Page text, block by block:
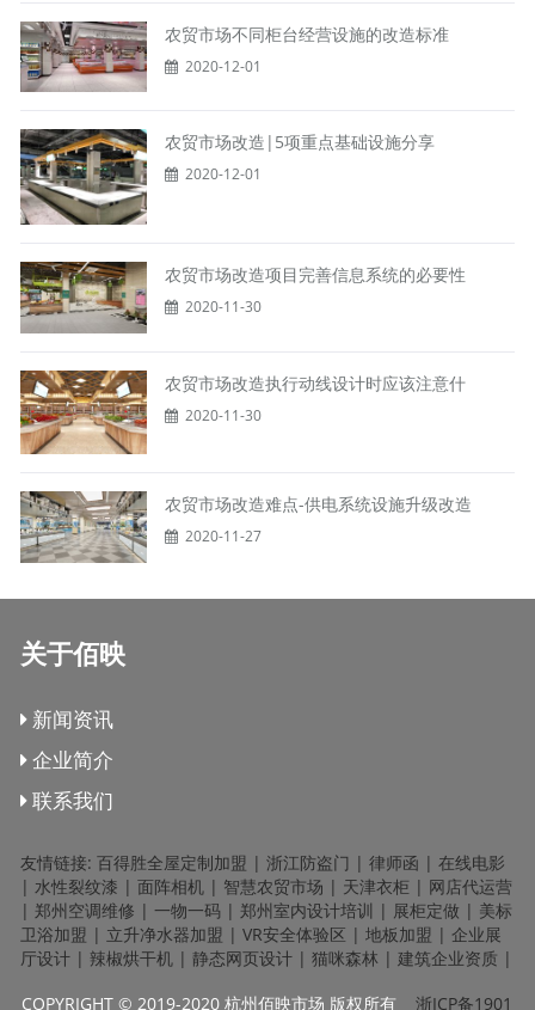
农贸市场不同柜台经营设施的改造标准
2020-12-01
农贸市场改造|5项重点基础设施分享
2020-12-01
农贸市场改造项目完善信息系统的必要性
2020-11-30
农贸市场改造执行动线设计时应该注意什
2020-11-30
农贸市场改造难点-供电系统设施升级改造
2020-11-27
关于佰映
新闻资讯
企业简介
联系我们
友情链接: 百得胜全屋定制加盟 |浙江防盗门 |律师函 |在线电影
|水性裂纹漆 |面阵相机 | 智慧农贸市场 | 天津衣柜 | 网店代运营
|郑州空调维修 |一物一码 |郑州室内设计培训 | 展柜定做 | 美标
卫浴加盟 | 立升净水器加盟 |VR安全体验区 |地板加盟 | 企业展
厅设计 |辣椒烘干机 |静态网页设计 |猫咪森林 |建筑企业资质 |
COPYRIGHT © 2019-2020 杭州佰映市场 版权所有浙ICP备1901